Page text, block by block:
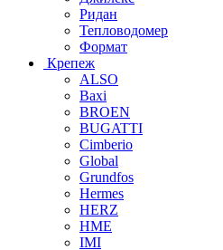
Ридан
Тепловодомер
Формат
Крепеж
ALSO
Baxi
BROEN
BUGATTI
Cimberio
Global
Grundfos
Hermes
HERZ
HME
IMI